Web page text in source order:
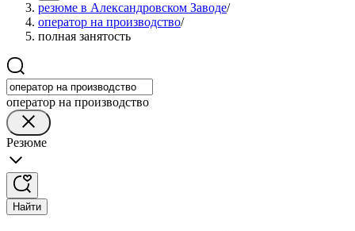
резюме в Александровском Заводе/
оператор на производство/
полная занятость
оператор на производство
Резюме
Найти